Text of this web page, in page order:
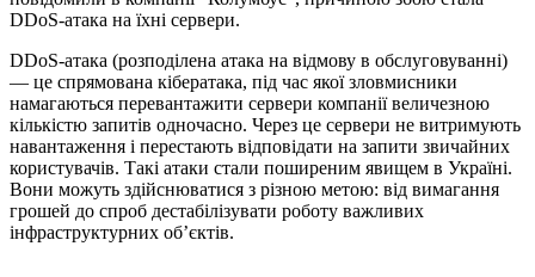
DDoS-атака на їхні сервери.
DDoS-атака (розподілена атака на відмову в обслуговуванні)
— це спрямована кібератака, під час якої зловмисники
намагаються перевантажити сервери компанії величезною
кількістю запитів одночасно. Через це сервери не витримують
навантаження і перестають відповідати на запити звичайних
користувачів. Такі атаки стали поширеним явищем в Україні.
Вони можуть здійснюватися з різною метою: від вимагання
грошей до спроб дестабілізувати роботу важливих
інфраструктурних об’єктів.